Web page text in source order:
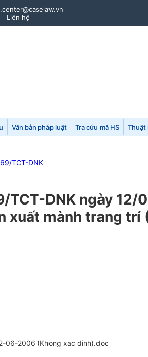
Liên hệ
Văn bản pháp luật Tra cứu mã HS Thuật
TCT-DNK
TCT-DNK ngày 12/
xuất mành trang
06-2006 (Khong xac dinh).doc